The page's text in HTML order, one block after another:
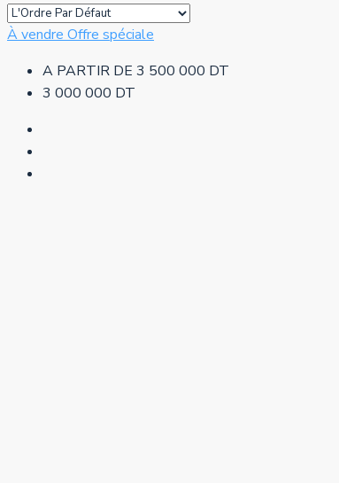
À vendre Offre spéciale
A PARTIR DE 3 500 000 DT
3 000 000 DT